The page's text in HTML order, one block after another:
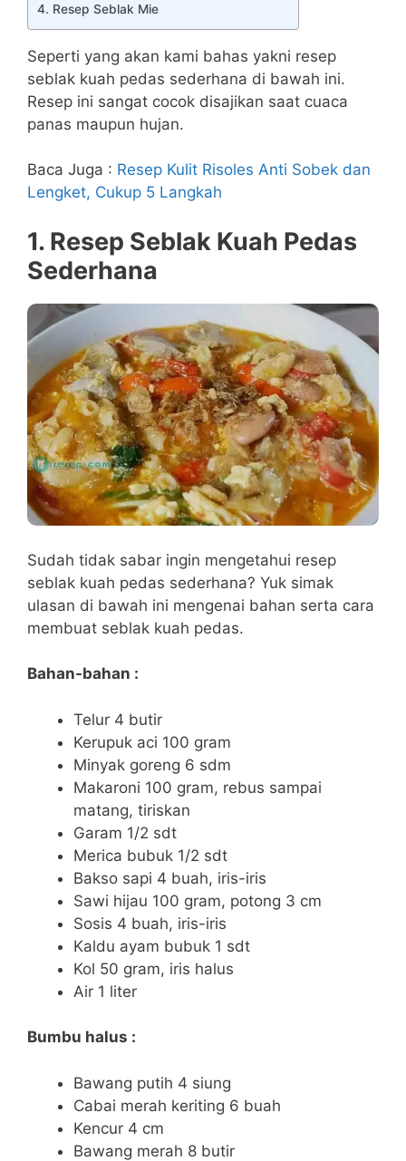
4. Resep Seblak Mie
Seperti yang akan kami bahas yakni resep
seblak kuah pedas sederhana di bawah ini.
Resep ini sangat cocok disajikan saat cuaca
panas maupun hujan.
Baca Juga : Resep Kulit Risoles Anti Sobek dan
Lengket, Cukup 5 Langkah
1. Resep Seblak Kuah Pedas
Sederhana
Sudah tidak sabar ingin mengetahui resep
seblak kuah pedas sederhana? Yuk simak
ulasan di bawah ini mengenai bahan serta cara
membuat seblak kuah pedas.
Bahan-bahan :
Telur 4 butir
Kerupuk aci 100 gram
Minyak goreng 6 sdm
Makaroni 100 gram, rebus sampai
matang, tiriskan
Garam 1/2 sdt
Merica bubuk 1/2 sdt
Bakso sapi 4 buah, iris-iris
Sawi hijau 100 gram, potong 3 cm
Sosis 4 buah, iris-iris
Kaldu ayam bubuk 1 sdt
Kol 50 gram, iris halus
Air 1 liter
Bumbu halus :
Bawang putih 4 siung
Cabai merah keriting 6 buah
Kencur 4 cm
Bawang merah 8 butir